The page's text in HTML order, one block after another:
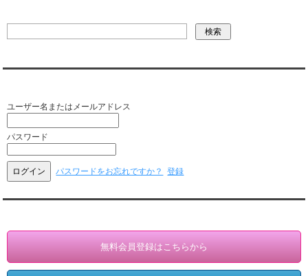
ユーザー名またはメールアドレス
パスワード
パスワードをお忘れですか？ 登録
無料会員登録はこちらから